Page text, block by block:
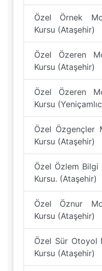
Özel Örnek
Kursu (Ataşehir)
Özel Özeren
Kursu (Ataşehir)
Özel Özeren
Kursu
Özel Özgençler
Kursu (Ataşehir)
Özel Özlem Bilgi
Kursu. (Ataşehir)
Özel Öznur
Kursu (Ataşehir)
Özel Sür Otoyol
Kursu (Ataşehir)